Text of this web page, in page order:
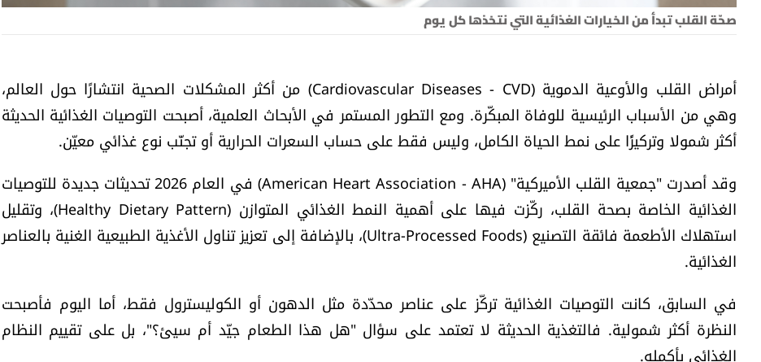
صحّة القلب تبدأ من الخيارات الغذائية التي نتخذها كل يوم
أمراض القلب والأوعية الدموية (Cardiovascular Diseases - CVD) من أكثر المشكلات الصحية انتشارًا حول العالم،
وهي من الأسباب الرئيسية للوفاة المبكّرة. ومع التطور المستمر في الأبحاث العلمية، أصبحت التوصيات الغذائية الحديثة
أكثر شمولا وتركيزًا على نمط الحياة الكامل، وليس فقط على حساب السعرات الحرارية أو تجنّب نوع غذائي معيّن.
وقد أصدرت "جمعية القلب الأميركية" (American Heart Association - AHA) في العام 2026 تحديثات جديدة للتوصيات
الغذائية الخاصة بصحة القلب، ركّزت فيها على أهمية النمط الغذائي المتوازن (Healthy Dietary Pattern)، وتقليل
استهلاك الأطعمة فائقة التصنيع (Ultra-Processed Foods)، بالإضافة إلى تعزيز تناول الأغذية الطبيعية الغنية بالعناصر
الغذائية.
في السابق، كانت التوصيات الغذائية تركّز على عناصر محدّدة مثل الدهون أو الكوليسترول فقط، أما اليوم فأصبحت
النظرة أكثر شمولية. فالتغذية الحديثة لا تعتمد على سؤال "هل هذا الطعام جيّد أم سيئ؟"، بل على تقييم النظام
الغذائي بأكمله.